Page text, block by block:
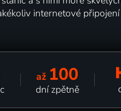
internetové
až 100
dní zpětně